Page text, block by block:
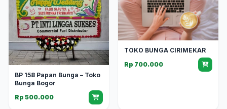
BP 158 Papan Bunga – Toko
Bunga Bogor
Rp 500.000
TOKO BUNGA CIRIMEKAR
Rp 700.000